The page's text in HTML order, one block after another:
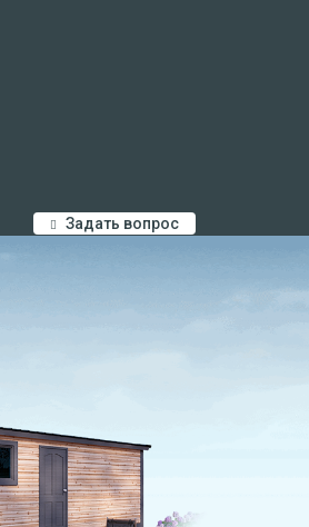
Задать вопрос